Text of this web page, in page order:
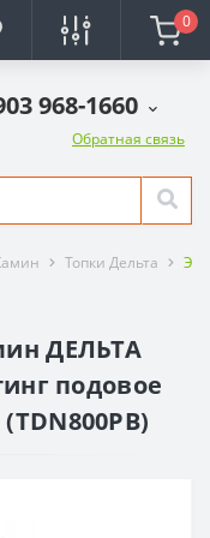
0
968-1660
Обратная связь
Топки Дельта
ДЕЛЬТА
подовое